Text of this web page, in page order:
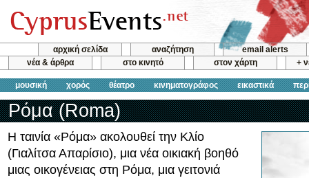
αρχική σελίδα αναζήτηση
email alerts
νέα & άρθρα
στο κινητό στον χάρτη +
μουσική χορός θέατρο κινηματογράφος εικαστικά
Ρόμα (Roma)
Η ταινία «Ρόμα» ακολουθεί την Κλίο
(Γιαλίτσα Απαρίσιο), μια νέα οικιακή βοηθό
μιας οικογένειας στη Ρόμα, μια γειτονιά